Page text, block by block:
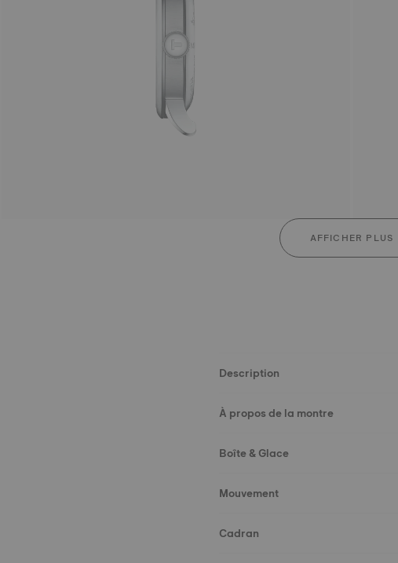
AFFICHER PLUS
Description
À propos de la montre
Boîte & Glace
Mouvement
Cadran